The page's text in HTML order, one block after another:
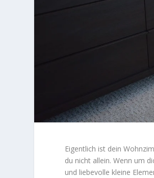
Eigentlich ist dein
du nicht allein. Wenn um
und liebevolle kleine